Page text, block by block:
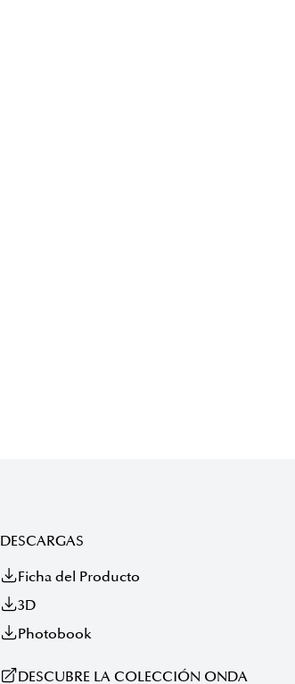
DESCARGAS
Ficha del Producto
3D
Photobook
DESCUBRE LA COLECCIÓN ONDA